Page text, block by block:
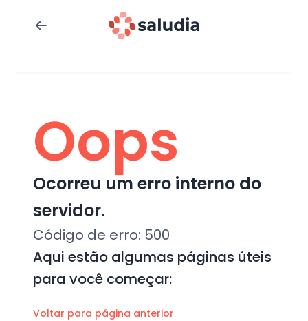
Oops
Ocorreu um erro interno do
servidor.
Código de erro: 500
Aqui estão algumas páginas úteis
para você começar:
Voltar para página anterior